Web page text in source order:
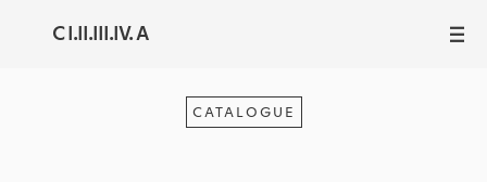
C I.II.III.IV. A III
CATALOGUE